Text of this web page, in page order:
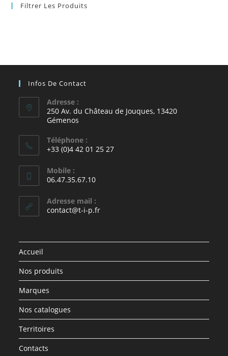
Filtrer Les Produits
Infos De Contact
Adresse :
250 Av. du Château de Jouques, 13420
Gémenos
Téléphone :
+33 (0)4 42 01 25 27
Mobile :
06.47.35.67.10
Adresse mail :
contact@t-i-p.fr
Accueil
Nos produits
Marques
Nos catalogues
Territoires
Contacts